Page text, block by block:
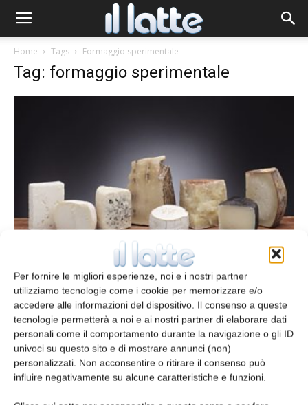
Per fornire le migliori esperienze, noi e i nostri partner
utilizziamo tecnologie come i cookie per memorizzare e/o
accedere alle informazioni del dispositivo. Il consenso a queste
tecnologie permetterà a noi e ai nostri partner di elaborare dati
personali come il comportamento durante la navigazione o gli ID
univoci su questo sito e di mostrare annunci (non)
personalizzati. Non acconsentire o ritirare il consenso può
influire negativamente su alcune caratteristiche e funzioni.
Home Tags Formaggio sperimentale
Tag: formaggio sperimentale
Composizione lipidica del formaggio
redazione 12 Luglio 2013
Leggi la rivista